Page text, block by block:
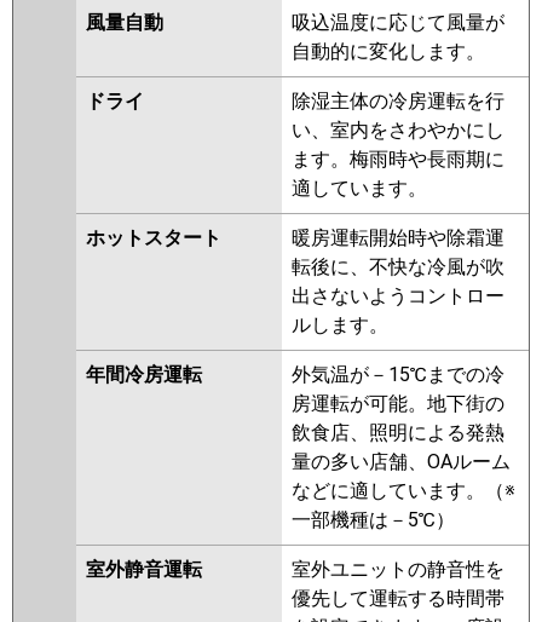
PA-P63L7G PA-
PA-P63L6GNB
PA-
P63L6GA PA-P63L6GN1 PA-
PA-P63L6GN
風量自動
吸込温度に応じて風量が
自動的に変化します。
ドライ
除湿主体の冷房運転を行
い、室内をさわやかにし
ます。梅雨時や長雨期に
適しています。
ホットスタート
暖房運転開始時や除霜運
転後に、不快な冷風が吹
出さないようコントロー
ルします。
年間冷房運転
外気温が－15℃までの冷
房運転が可能。地下街の
飲食店、照明による発熱
量の多い店舗、OAルーム
などに適しています。（※
一部機種は－5℃）
室外静音運転
室外ユニットの静音性を
優先して運転する時間帯